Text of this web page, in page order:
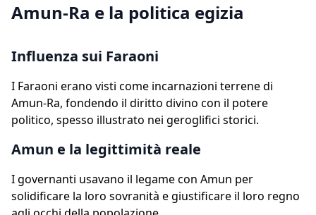
Amun-Ra e la politica egizia
Influenza sui Faraoni
I Faraoni erano visti come incarnazioni terrene di
Amun-Ra, fondendo il diritto divino con il potere
politico, spesso illustrato nei geroglifici storici.
Amun e la legittimità reale
I governanti usavano il legame con Amun per
solidificare la loro sovranità e giustificare il loro regno